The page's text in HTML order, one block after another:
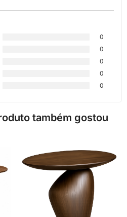
0
0
0
0
0
também gostou